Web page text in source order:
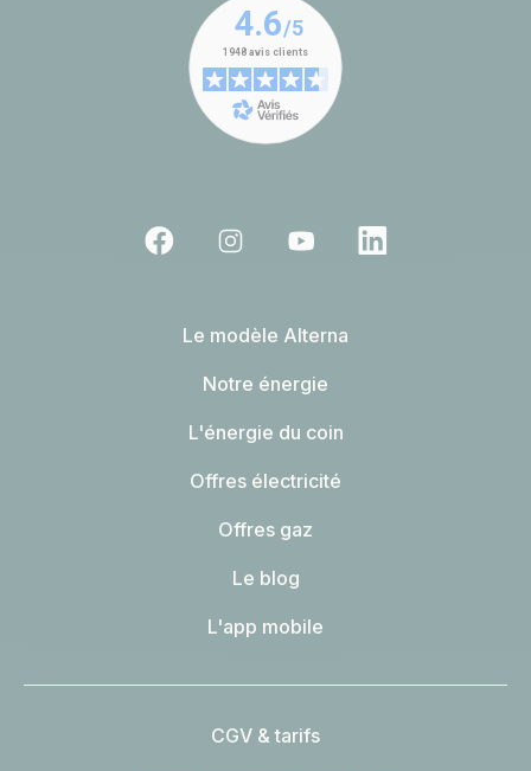
Le modèle Alterna
Notre énergie
L'énergie du coin
Offres électricité
Offres gaz
Le blog
L'app mobile
CGV & tarifs